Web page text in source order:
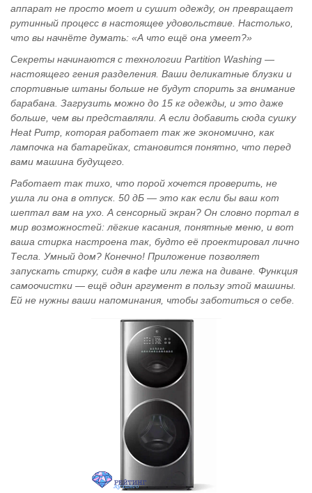
аппарат не просто моет и сушит одежду, он превращает
рутинный процесс в настоящее удовольствие. Настолько,
что вы начнёте думать: «А что ещё она умеет?»
Секреты начинаются с технологии Partition Washing —
настоящего гения разделения. Ваши деликатные блузки и
спортивные штаны больше не будут спорить за внимание
барабана. Загрузить можно до 15 кг одежды, и это даже
больше, чем вы представляли. А если добавить сюда сушку
Heat Pump, которая работает так же экономично, как
лампочка на батарейках, становится понятно, что перед
вами машина будущего.
Работает так тихо, что порой хочется проверить, не
ушла ли она в отпуск. 50 дБ — это как если бы ваш кот
шептал вам на ухо. А сенсорный экран? Он словно портал в
мир возможностей: лёгкие касания, понятные меню, и вот
ваша стирка настроена так, будто её проектировал лично
Тесла. Умный дом? Конечно! Приложение позволяет
запускать стирку, сидя в кафе или лежа на диване. Функция
самоочистки — ещё один аргумент в пользу этой машины.
Ей не нужны ваши напоминания, чтобы заботиться о себе.